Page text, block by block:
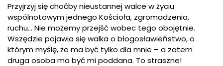
Przyjrzyj się choćby nieustannej walce w życiu
wspólnotowym jednego Kościoła, zgromadzenia,
ruchu… Nie możemy przejść wobec tego obojętnie.
Wszędzie pojawia się walka o błogosławieństwo, o
którym myślę, że ma być tylko dla mnie – a zatem
druga osoba ma być mi poddana. To straszne!